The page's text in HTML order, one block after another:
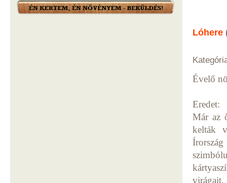
Lóhere
Évelő
Eredet:
Már az
kelták